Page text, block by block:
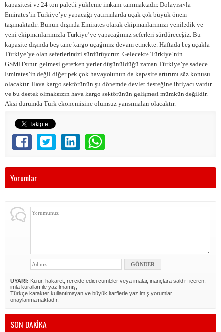
kapasitesi ve 24 ton paletli yükleme imkanı tanımaktadır. Dolayısıyla
Emirates’in Türkiye’ye yapacağı yatırımlarda uçak çok büyük önem
taşımaktadır. Bunun dışında Emirates olarak ekipmanlarımızı yeniledik ve
yeni ekipmanlarımızla Türkiye’ye yapacağımız seferleri sürdüreceğiz. Bu
kapasite dışında beş tane kargo uçağımız devam etmekte. Haftada beş uçakla
Türkiye’ye olan seferlerimizi sürdürüyoruz. Gelecekte Türkiye’nin
GSMH’sının gelmesi gererken yerler düşünüldüğü zaman Türkiye’ye sadece
Emirates’in değil diğer pek çok havayolunun da kapasite artırımı söz konusu
olacaktır. Hava kargo sektörünün şu dönemde devlet desteğine ihtiyacı vardır
ve bu destek olmaksızın hava kargo sektörünün gelişmesi mümkün değildir.
Aksi durumda Türk ekonomisine olumsuz yansımaları olacaktır.
Yorumlar
UYARI: Küfür, hakaret, rencide edici cümleler veya imalar, inançlara saldırı içeren,
imla kuralları ile yazılmamış,
Türkçe karakter kullanılmayan ve büyük harflerle yazılmış yorumlar
onaylanmamaktadır.
SON DAKİKA